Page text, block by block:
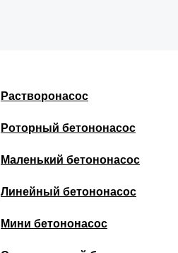
Растворонасос
Роторный бетононасос
Маленький бетононасос
Линейный бетононасос
Мини бетононасос